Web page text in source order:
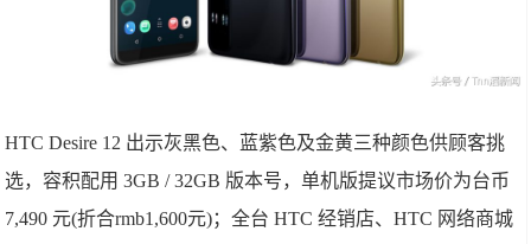
HTC Desire 12 出示灰黑色、蓝紫色及金黄三种颜色供顾客挑
选，容积配用 3GB / 32GB 版本号，单机版提议市场价为台币
7,490 元(折合rmb1,600元)；全台 HTC 经销店、HTC 网络商城